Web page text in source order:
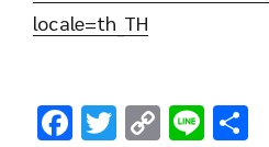
locale=th_TH
F T C Li